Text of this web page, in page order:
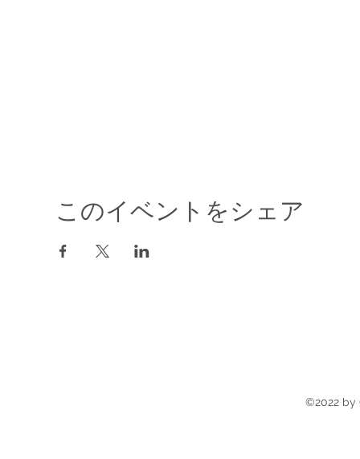
このイベントをシェア
©2022 by